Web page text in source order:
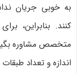
به خوبی جریان
کنند. بنابراین،
متخصص مشاوره
اندازه و تعداد